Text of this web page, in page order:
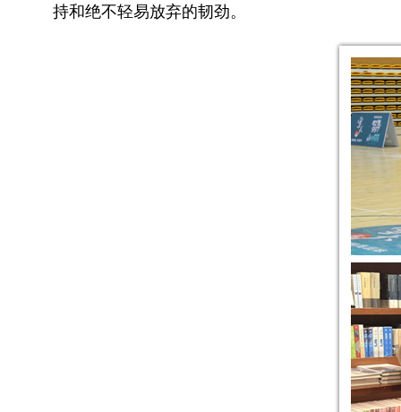
持和绝不轻易放弃的韧劲。